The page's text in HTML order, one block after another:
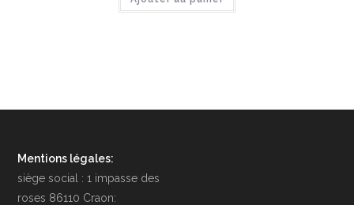
Mentions légales:
siège social : 1 impasse des
roses 86110 Craon: